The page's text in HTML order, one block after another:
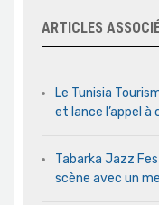
ARTICLES
Le Tunisia
et lance l’appel
Tabarka Jazz
scène avec un